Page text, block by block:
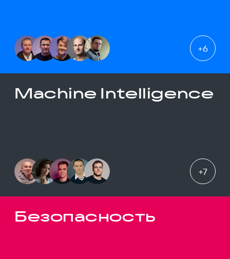
+6
Machine Intelligence
+7
Безопасность